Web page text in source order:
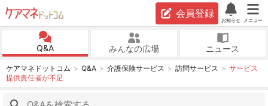
会員登録
お知らせ メニュー
Q&A みんなの広場 ニュース
ケアマネドットコム Q&A 介護保険サービス 訪問サービス
サービス
提供責任者が不足